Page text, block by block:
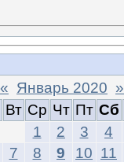
« Январь 2020 »
Вт Ср Чт Пт Сб
1
2 3 4
7 8 9 10 11